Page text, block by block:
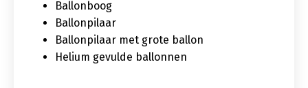
Ballonboog
Ballonpilaar
Ballonpilaar met grote ballon
Helium gevulde ballonnen